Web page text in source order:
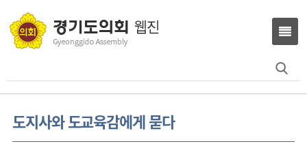
도지사와 도교육감에게 묻다